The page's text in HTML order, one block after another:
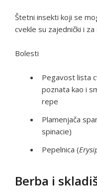
Štetni insekti koji se
cvekle su zajednički i
Bolesti
Pegavost lista
poznata kao i
repe
Plamenjača
spinacie)
Pepelnica (
Berba i